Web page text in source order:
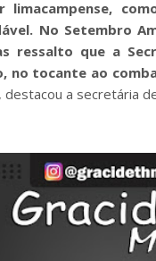
limacampense,
No Setembro
ressalto que a
no tocante ao
destacou a secretária